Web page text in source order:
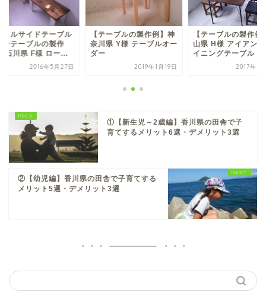
イルサイドテーブル
ーテーブルの製作
石川県 F様 ロー...
2016年5月27日
【テーブルの製作例】神
奈川県 Y様 テーブルオー
ダー
2019年1月19日
【テーブルの製作例
山県 H様 アイアン
イニングテーブル
2017年12
①【新生児～2歳編】香川県の田舎で子
育てするメリット6選・デメリット3選
②【幼児編】香川県の田舎で子育てする
メリット5選・デメリット3選